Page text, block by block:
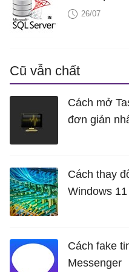
26/07
Cũ vẫn chất
Cách mở
đơn giản
Cách thay
Windows 11
Cách fake
Messenger